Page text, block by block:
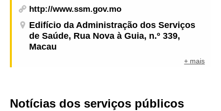
http://www.ssm.gov.mo
Edifício da Administração dos Serviços
de Saúde, Rua Nova à Guia, n.º 339,
Macau
+ mais
Notícias dos serviços públicos